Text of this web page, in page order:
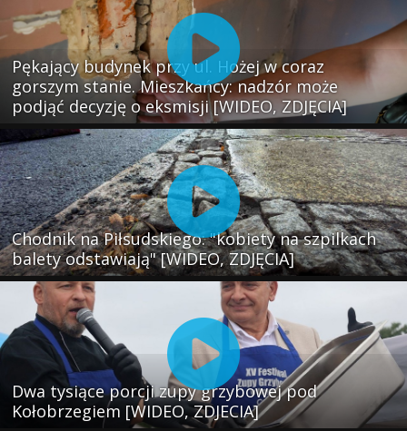
Pękający budynek przy ul. Hożej w coraz
gorszym stanie. Mieszkańcy: nadzór może
podjąć decyzję o eksmisji [WIDEO, ZDJĘCIA]
Chodnik na Piłsudskiego: "kobiety na szpilkach
balety odstawiają" [WIDEO, ZDJĘCIA]
Dwa tysiące porcji zupy grzybowej pod
Kołobrzegiem [WIDEO, ZDJECIA]